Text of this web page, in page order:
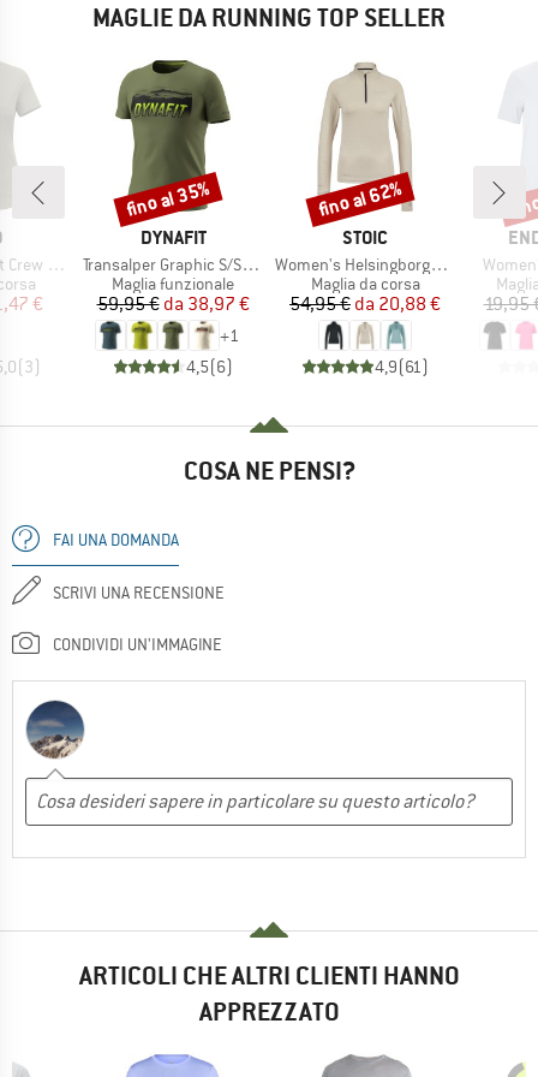
MAGLIE DA RUNNING TOP SELLER
365
ridotto
€
(3)
MARCHIO
DYNAFIT
Articolo
Transalper Graphic S/S Tee
Gruppo di prodotti
Maglia funzionale
Prezzo
59,95 € Prezzo ridotto
da 38,97 €
+1
4,5(6)
Sconto
fino al 35%
MARCHIO
STOIC
Articolo
Women's HelsingborgSt. Performance L/S with Zip
Gruppo di prodotti
Maglia da corsa
Prezzo
54,95 € Prezzo ridotto
da 20,88 €
4,9(61)
Sconto
fino al 62%
Articolo
19,95
COSA NE PENSI?
FAI UNA DOMANDA
SCRIVI UNA RECENSIONE
CONDIVIDI UN'IMMAGINE
ARTICOLI CHE ALTRI CLIENTI HANNO
APPREZZATO